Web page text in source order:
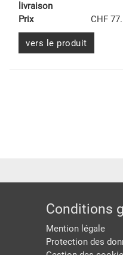
livraison
Prix CHF
vers le produit
Conditions
Mention légale
Protection des